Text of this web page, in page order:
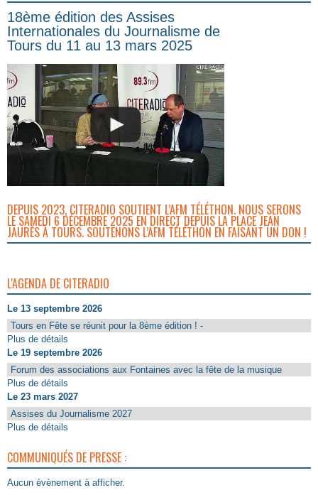
18ème édition des Assises
Internationales du Journalisme de
Tours du 11 au 13 mars 2025
DEPUIS 2023, CITERADIO SOUTIENT L’AFM TÉLÉTHON. NOUS SERONS
LE SAMEDI 6 DÉCEMBRE 2025 EN DIRECT DEPUIS LA PLACE JEAN
JAURÈS À TOURS. SOUTENONS L’AFM TÉLÉTHON EN FAISANT UN DON !
L'AGENDA DE CITERADIO
Le 13 septembre 2026
Tours en Fête se réunit pour la 8ème édition ! -
Plus de détails
Le 19 septembre 2026
Forum des associations aux Fontaines avec la fête de la musique
Plus de détails
Le 23 mars 2027
Assises du Journalisme 2027
Plus de détails
COMMUNIQUÉS DE PRESSE :
Aucun évènement à afficher.